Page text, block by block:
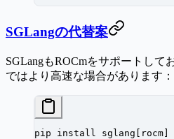
SGLangの代替案
SGLangもROCmをサポートして
ではより高速な場合があります：
pip install sglang[rocm]